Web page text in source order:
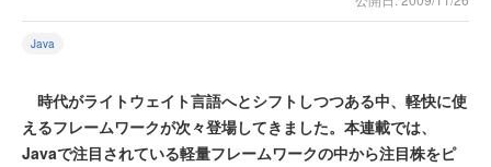
Java
時代がライトウェイト言語へとシフトしつつある中、軽快に使
えるフレームワークが次々登場してきました。本連載では、
Javaで注目されている軽量フレームワークの中から注目株をピ